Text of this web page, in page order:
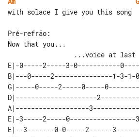
with solace I give you this song
Pré-refrão:
Now that
E|-0-----2-----3-0-----------
B|---0-----2---------------1-3-1-
G|-----0-----2-----0-----
D|---------------------
A|-------------------
E|-3-----2-----0-----------------
E|--3-------0-0-----2------